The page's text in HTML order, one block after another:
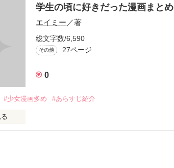
学生の頃に好きだった漫画まとめ
エイミー ／著
総文字数/6,590
その他 27ページ
0
#少女漫画多め #あらすじ紹介